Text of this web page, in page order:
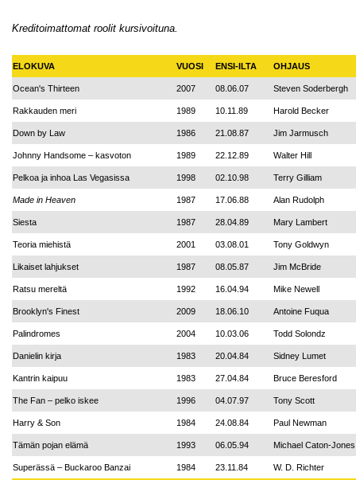
Kreditoimattomat roolit kursivoituna.
ELOKUVA VUOSI ENSI-ILTA OHJAUS
Ocean's Thirteen 2007 08.06.07 Steven Soderbergh
Rakkauden meri 1989 10.11.89 Harold Becker
Down by Law 1986 21.08.87 Jim Jarmusch
Johnny Handsome – kasvoton 1989 22.12.89 Walter Hill
Pelkoa ja inhoa Las Vegasissa 1998 02.10.98 Terry Gilliam
Made in Heaven 1987 17.06.88 Alan Rudolph
Siesta 1987 28.04.89 Mary Lambert
Teoria miehistä 2001 03.08.01 Tony Goldwyn
Likaiset lahjukset 1987 08.05.87 Jim McBride
Ratsu mereltä 1992 16.04.94 Mike Newell
Brooklyn's Finest 2009 18.06.10 Antoine Fuqua
Palindromes 2004 10.03.06 Todd Solondz
Danielin kirja 1983 20.04.84 Sidney Lumet
Kantrin kaipuu 1983 27.04.84 Bruce Beresford
The Fan – pelko iskee 1996 04.07.97 Tony Scott
Harry & Son 1984 24.08.84 Paul Newman
Tämän pojan elämä 1993 06.05.94 Michael Caton-Jones
Superässä – Buckaroo Banzai 1984 23.11.84 W. D. Richter